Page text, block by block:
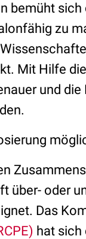
bemüht
zu
Mit Hilfe
und
über- oder
Das
hat sich